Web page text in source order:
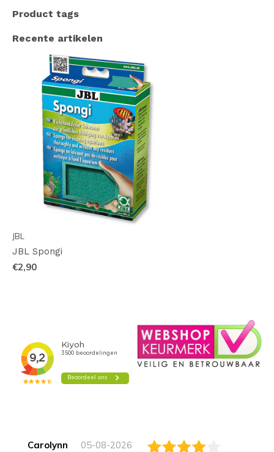
Product tags
Recente artikelen
JBL
JBL Spongi
€2,90
Carolynn 05-08-2026